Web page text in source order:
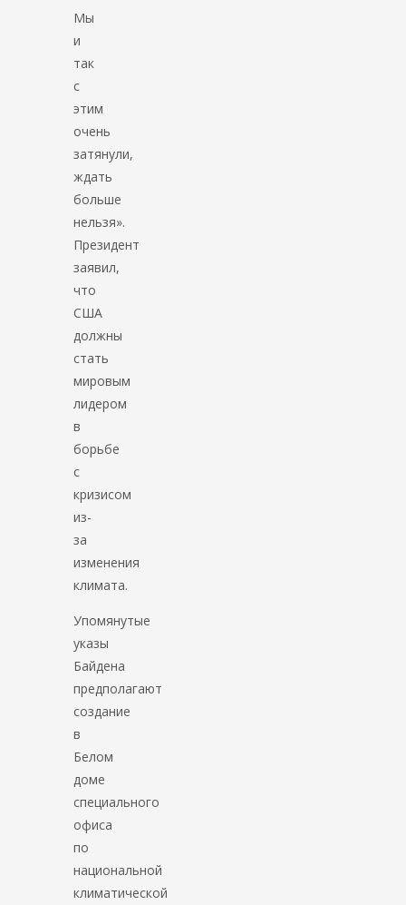
Мы
и
так
с
этим
очень
затянули,
ждать
больше
нельзя».
Президент
заявил,
что
США
должны
стать
мировым
лидером
в
борьбе
с
кризисом
из-
за
изменения
климата.
Упомянутые
указы
Байдена
предполагают
создание
в
Белом
доме
специального
офиса
по
национальной
климатической